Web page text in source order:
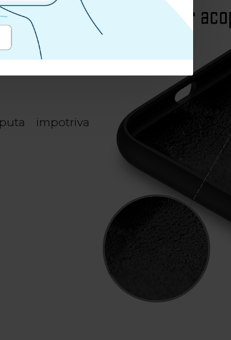
impotriva